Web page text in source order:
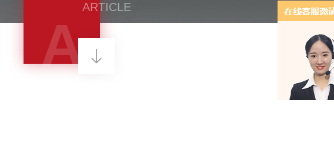
ARTICLE
A